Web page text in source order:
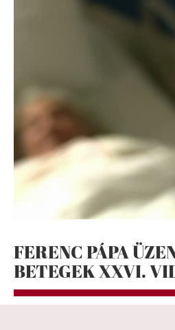
FERENC PÁPA
BETEGEK XXVI.